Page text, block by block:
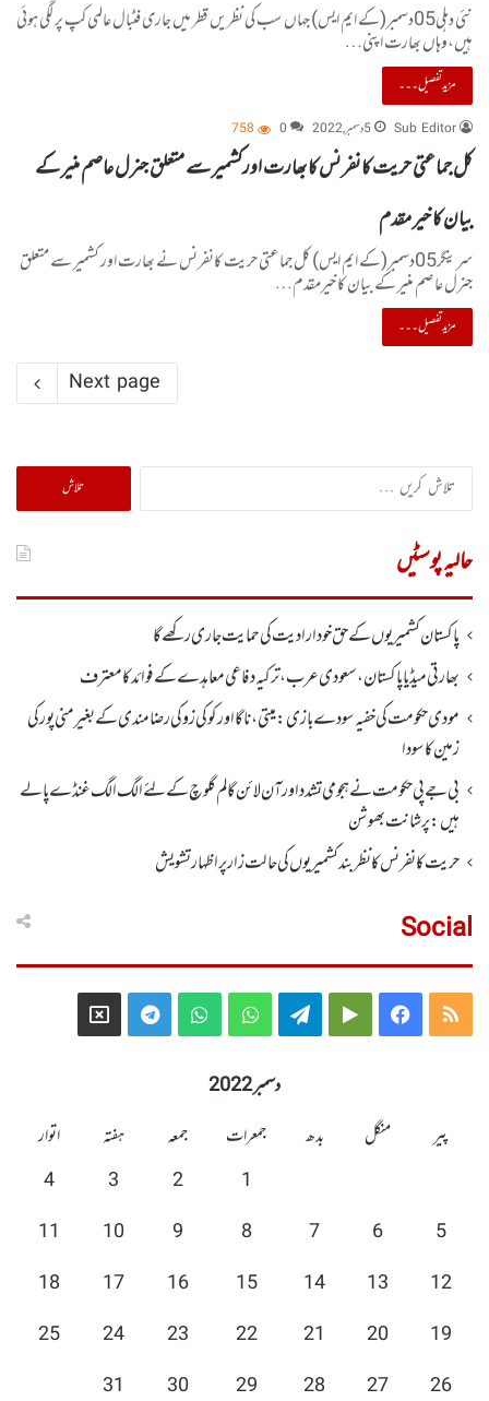
نئی دہلی05دسمبر(کے ایم ایس) جہاں سب کی نظریں قطر میں جاری فٹبال عالمی کپ پر لگی ہوئی
ہیں،وہاں بھارت اپنی…
مزید تفصیل۔۔۔
Sub Editor 5 دسمبر, 2022 0
758
کل جماعتی حریت کانفرنس کا بھارت اورکشمیر سے متعلق جنرل عاصم منیر کے
بیان کا خیر مقدم
سرینگر05دسمبر(کے ایم ایس) کل جماعتی حریت کانفرنس نے بھارت اور کشمیر سے متعلق
جنرل عاصم منیر کے بیان کا خیرمقدم…
مزید تفصیل۔۔۔
Next page
تلاش
کریں
حالیہ پوسٹیں
پاکستان کشمیریوں کے حق خودارادیت کی حمایت جاری رکھے گا
بھارتی میڈیا پاکستان، سعودی عرب، ترکیہ دفاعی معاہدے کے فوائد کا معترف
مودی حکومت کی خفیہ سودے بازی: میتی، ناگا اور کوکی زو کی رضامندی کے بغیر منی پور کی
زمین کا سودا
بی جے پی حکومت نے ہجومی تشدد اورآن لائن گالم گلوچ کے لئے الگ الگ غنڈے پالے
ہیں: پرشانت بھوشن
حریت کانفرنس کا نظر بند کشمیریوں کی حالت زار پر اظہار تشویش
Social
RSS
Facebook
Google
Telegram
WhatsApp
WhatsApp
Telegram
X
دسمبر 2022
پیر
منگل بدھ جمعرات جمعہ ہفتہ
اتوار
1
2
3
4
5
6
7
8
9
10
11
12
13
14
15
16
17
18
19
20
21
22
23
24
25
26
27
28
29
30
31